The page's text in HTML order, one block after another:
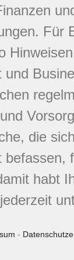
Für
und
die
befassen,
habt
-